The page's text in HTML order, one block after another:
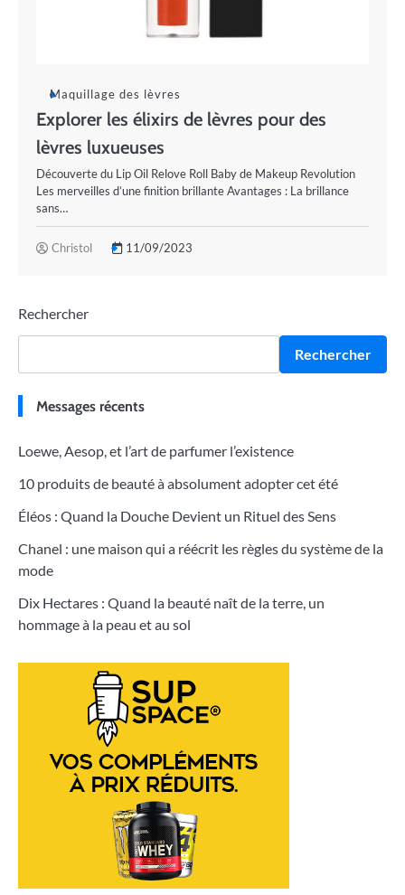
Maquillage des lèvres
Explorer les élixirs de lèvres pour des
lèvres luxueuses
Découverte du Lip Oil Relove Roll Baby de Makeup Revolution
Les merveilles d’une finition brillante Avantages : La brillance
sans…
Christol 11/09/2023
Rechercher
Rechercher
Messages récents
Loewe, Aesop, et l’art de parfumer l’existence
10 produits de beauté à absolument adopter cet été
Éléos : Quand la Douche Devient un Rituel des Sens
Chanel : une maison qui a réécrit les règles du système de la
mode
Dix Hectares : Quand la beauté naît de la terre, un
hommage à la peau et au sol